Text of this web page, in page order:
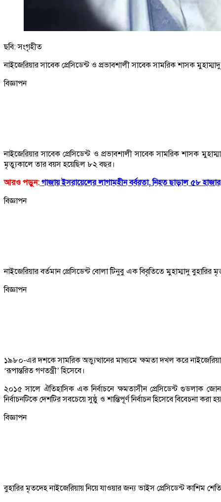
ছবি: সংগৃহীত
নাইজেরিয়ার সাবেক প্রেসিডেন্ট ও প্রভাবশালী সাবেক সামরিক শাসক
বিজ্ঞাপন
নাইজেরিয়ার সাবেক প্রেসিডেন্ট ও প্রভাবশালী সাবেক সামরিক শাসক
মৃত্যুকালে তার বয়স হয়েছিল ৮২ বছর।
আরও পড়ুন: গাজায় ইসরায়েলের লাগামহীন বর্বরতা, নিহত ছাড়াল ৫৮ হাজার
বিজ্ঞাপন
নাইজেরিয়ার বর্তমান প্রেসিডেন্ট বোলা টিনুবু এক বিবৃতিতে মুহাম্মাদু
বিজ্ঞাপন
১৯৮০-এর দশকে সামরিক অভ্যুত্থানের মাধ্যমে ক্ষমতা দখল করে নাইজেরিয়ার
‘রূপান্তরিত গণতন্ত্রী’ হিসেবে।
২০১৫ সালে ঐতিহাসিক এক নির্বাচনে ক্ষমতাসীন প্রেসিডেন্ট গুডলাক
নির্বাচনটিকে দেশটির সবচেয়ে সুষ্ঠু ও শান্তিপূর্ণ নির্বাচন হিসেবে বিবেচনা
বিজ্ঞাপন
বুহারির মৃতদেহ নাইজেরিয়ায় নিয়ে যাওয়ার জন্য ভাইস প্রেসিডেন্ট কাশিম